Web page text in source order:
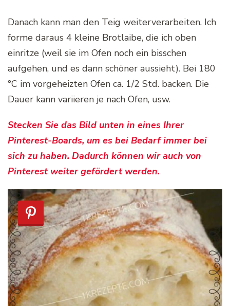
Danach kann man den Teig weiterverarbeiten. Ich
forme daraus 4 kleine Brotlaibe, die ich oben
einritze (weil sie im Ofen noch ein bisschen
aufgehen, und es dann schöner aussieht). Bei 180
°C im vorgeheizten Ofen ca. 1/2 Std. backen. Die
Dauer kann variieren je nach Ofen, usw.
Stecken Sie das Bild unten in eines Ihrer
Pinterest-Boards, um es bei Bedarf immer bei
sich zu haben. Dadurch können wir auch von
Pinterest weiter gefördert werden.